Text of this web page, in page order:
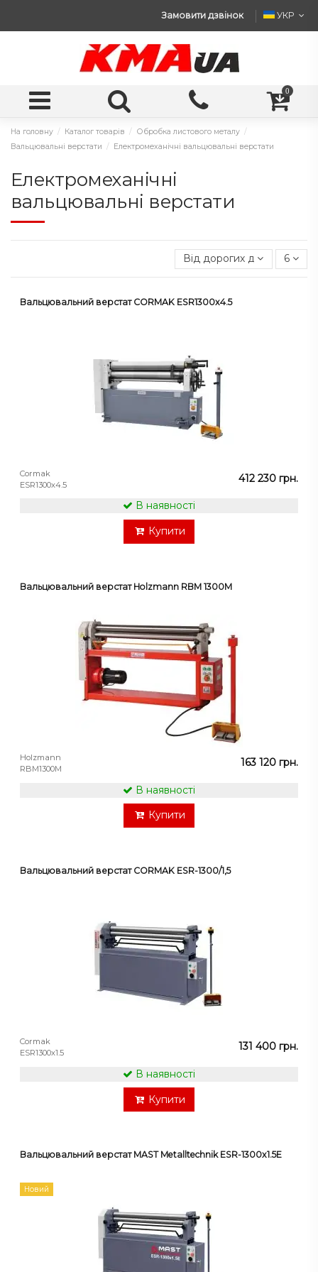
Замовити дзвінок УКР
0
На головну Каталог товарів
Обробка листового металу
Вальцювальні верстати
Електромеханічні вальцювальні верстати
Електромеханічні
вальцювальні верстати
Від дорогих до дешевих
6
Вальцювальний верстат CORMAK ESR1300x4.5
Cormak
ESR1300x4.5
412 230 грн.
В наявності
Купити
Вальцювальний верстат Holzmann RBM 1300M
Holzmann
RBM1300M
163 120 грн.
В наявності
Купити
Вальцювальний верстат CORMAK ESR-1300/1,5
Cormak
ESR1300x1.5
131 400 грн.
В наявності
Купити
Вальцювальний верстат MAST Metalltechnik ESR-1300x1.5E
Новий